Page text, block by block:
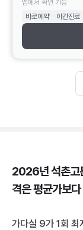
앱에서 확인 가능
바로예약
야간진료
2026년 석촌고
격은 평균가보
가다실 9가 1회 최